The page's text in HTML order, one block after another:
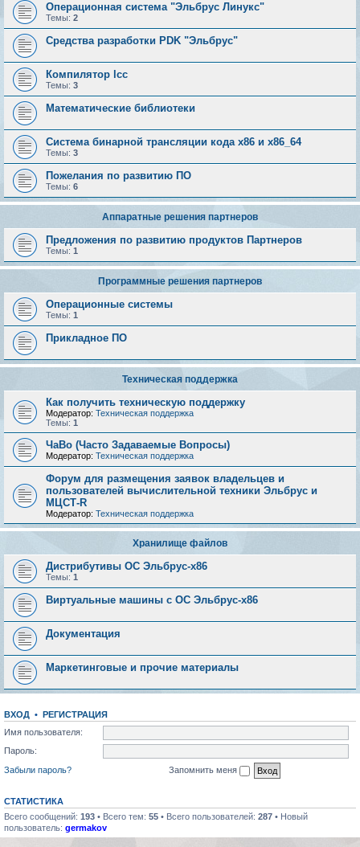
Операционная система "Эльбрус Линукс"
Темы: 2
Средства разработки PDK "Эльбрус"
Компилятор lcc
Темы: 3
Математические библиотеки
Система бинарной трансляции кода х86 и х86_64
Темы: 3
Пожелания по развитию ПО
Темы: 6
Аппаратные решения партнеров
Предложения по развитию продуктов Партнеров
Темы: 1
Программные решения партнеров
Операционные системы
Темы: 1
Прикладное ПО
Техническая поддержка
Как получить техническую поддержку
Модератор: Техническая поддержка
Темы: 1
ЧаВо (Часто Задаваемые Вопросы)
Модератор: Техническая поддержка
Форум для размещения заявок владельцев и
пользователей вычислительной техники Эльбрус и
МЦСТ-R
Модератор: Техническая поддержка
Хранилище файлов
Дистрибутивы ОС Эльбрус-x86
Темы: 1
Виртуальные машины с ОС Эльбрус-x86
Документация
Маркетинговые и прочие материалы
ВХОД • РЕГИСТРАЦИЯ
Имя пользователя:
Пароль:
Забыли пароль?
Запомнить меня
СТАТИСТИКА
Всего сообщений: 193 • Всего тем: 55 • Всего пользователей: 287 • Новый
пользователь: germakov